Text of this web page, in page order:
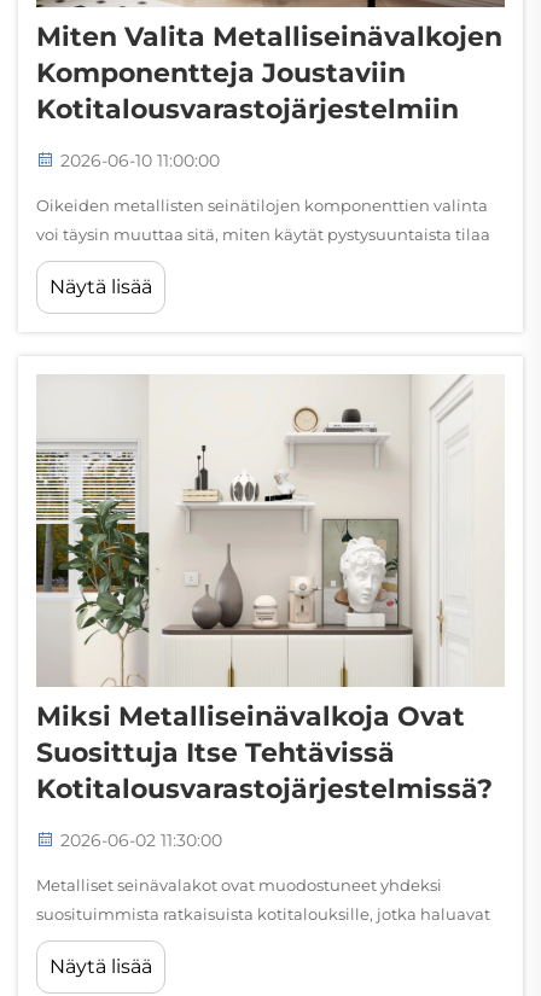
Miten Valita Metalliseinävalkojen
Komponentteja Joustaviin
Kotitalousvarastojärjestelmiin
2026-06-10 11:00:00
Oikeiden metallisten seinätilojen komponenttien valinta
voi täysin muuttaa sitä, miten käytät pystysuuntaista tilaa
kotona. Metalliset seinätilat tarjoavat kestävän ja
sopeutuvan perustan kaikenlaisen tavaran järjestelyyn –
Näytä lisää
Miksi Metalliseinävalkoja Ovat
Suosittuja Itse Tehtävissä
Kotitalousvarastojärjestelmissä?
2026-06-02 11:30:00
Metalliset seinävalakot ovat muodostuneet yhdeksi
suosituimmista ratkaisuista kotitalouksille, jotka haluavat
rakentaa käytännöllisiä, houkuttelevia ja kestäviä
varastojärjestelmiä ilman ammattimaisen avun tarvetta.
Näytä lisää